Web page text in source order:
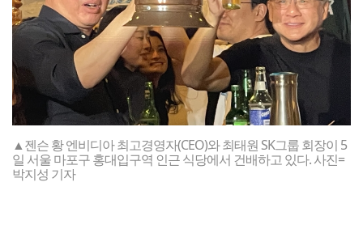
▲젠슨 황 엔비디아 최고경영자(CEO)와 최태원 SK그룹 회장이 5
일 서울 마포구 홍대입구역 인근 식당에서 건배하고 있다. 사진=
박지성 기자